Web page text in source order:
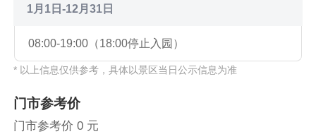
1月1日-12月31日
08:00-19:00（18:00停止入园）
* 以上信息仅供参考，具体以景区当日公示信息为准
门市参考价
门市参考价 0 元